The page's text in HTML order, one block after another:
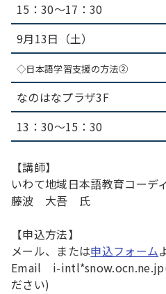
15：30～17：30
9月13日（土）
◇日本語学習支援の方法②
なのはなプラザ3F
13：30～15：30
【講師】
いわて地域日本語教育コーデ
藤波 大吾 氏
【申込方法】
メール、または申込フォーム
Email i-
ださい)